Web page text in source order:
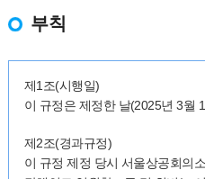
부칙
제1조(시행일)
이 규정은 제정한 날(2025년 3월
제2조(경과규정)
이 규정 제정 당시 서울상공회의